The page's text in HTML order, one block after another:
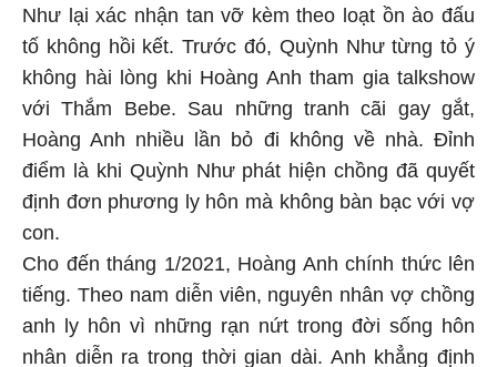
Như lại xác nhận tan vỡ kèm theo loạt ồn ào đấu
tố không hồi kết. Trước đó, Quỳnh Như từng tỏ ý
không hài lòng khi Hoàng Anh tham gia talkshow
với Thắm Bebe. Sau những tranh cãi gay gắt,
Hoàng Anh nhiều lần bỏ đi không về nhà. Đỉnh
điểm là khi Quỳnh Như phát hiện chồng đã quyết
định đơn phương ly hôn mà không bàn bạc với vợ
con.
Cho đến tháng 1/2021, Hoàng Anh chính thức lên
tiếng. Theo nam diễn viên, nguyên nhân vợ chồng
anh ly hôn vì những rạn nứt trong đời sống hôn
nhân diễn ra trong thời gian dài. Anh khẳng định